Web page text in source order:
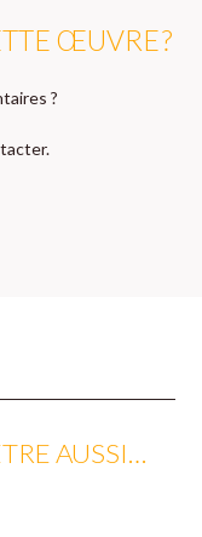
ŒUVRE ?
?
AUSSI…